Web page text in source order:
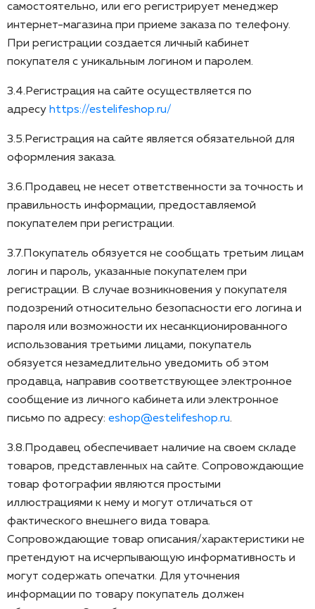
самостоятельно, или его регистрирует менеджер
интернет-магазина при приеме заказа по телефону.
При регистрации создается личный кабинет
покупателя с уникальным логином и паролем.
3.4.Регистрация на сайте осуществляется по
адресу https://estelifeshop.ru/
3.5.Регистрация на сайте является обязательной для
оформления заказа.
3.6.Продавец не несет ответственности за точность и
правильность информации, предоставляемой
покупателем при регистрации.
3.7.Покупатель обязуется не сообщать третьим лицам
логин и пароль, указанные покупателем при
регистрации. В случае возникновения у покупателя
подозрений относительно безопасности его логина и
пароля или возможности их несанкционированного
использования третьими лицами, покупатель
обязуется незамедлительно уведомить об этом
продавца, направив соответствующее электронное
сообщение из личного кабинета или электронное
письмо по адресу: eshop@estelifeshop.ru.
3.8.Продавец обеспечивает наличие на своем складе
товаров, представленных на сайте. Сопровождающие
товар фотографии являются простыми
иллюстрациями к нему и могут отличаться от
фактического внешнего вида товара.
Сопровождающие товар описания/характеристики не
претендуют на исчерпывающую информативность и
могут содержать опечатки. Для уточнения
информации по товару покупатель должен